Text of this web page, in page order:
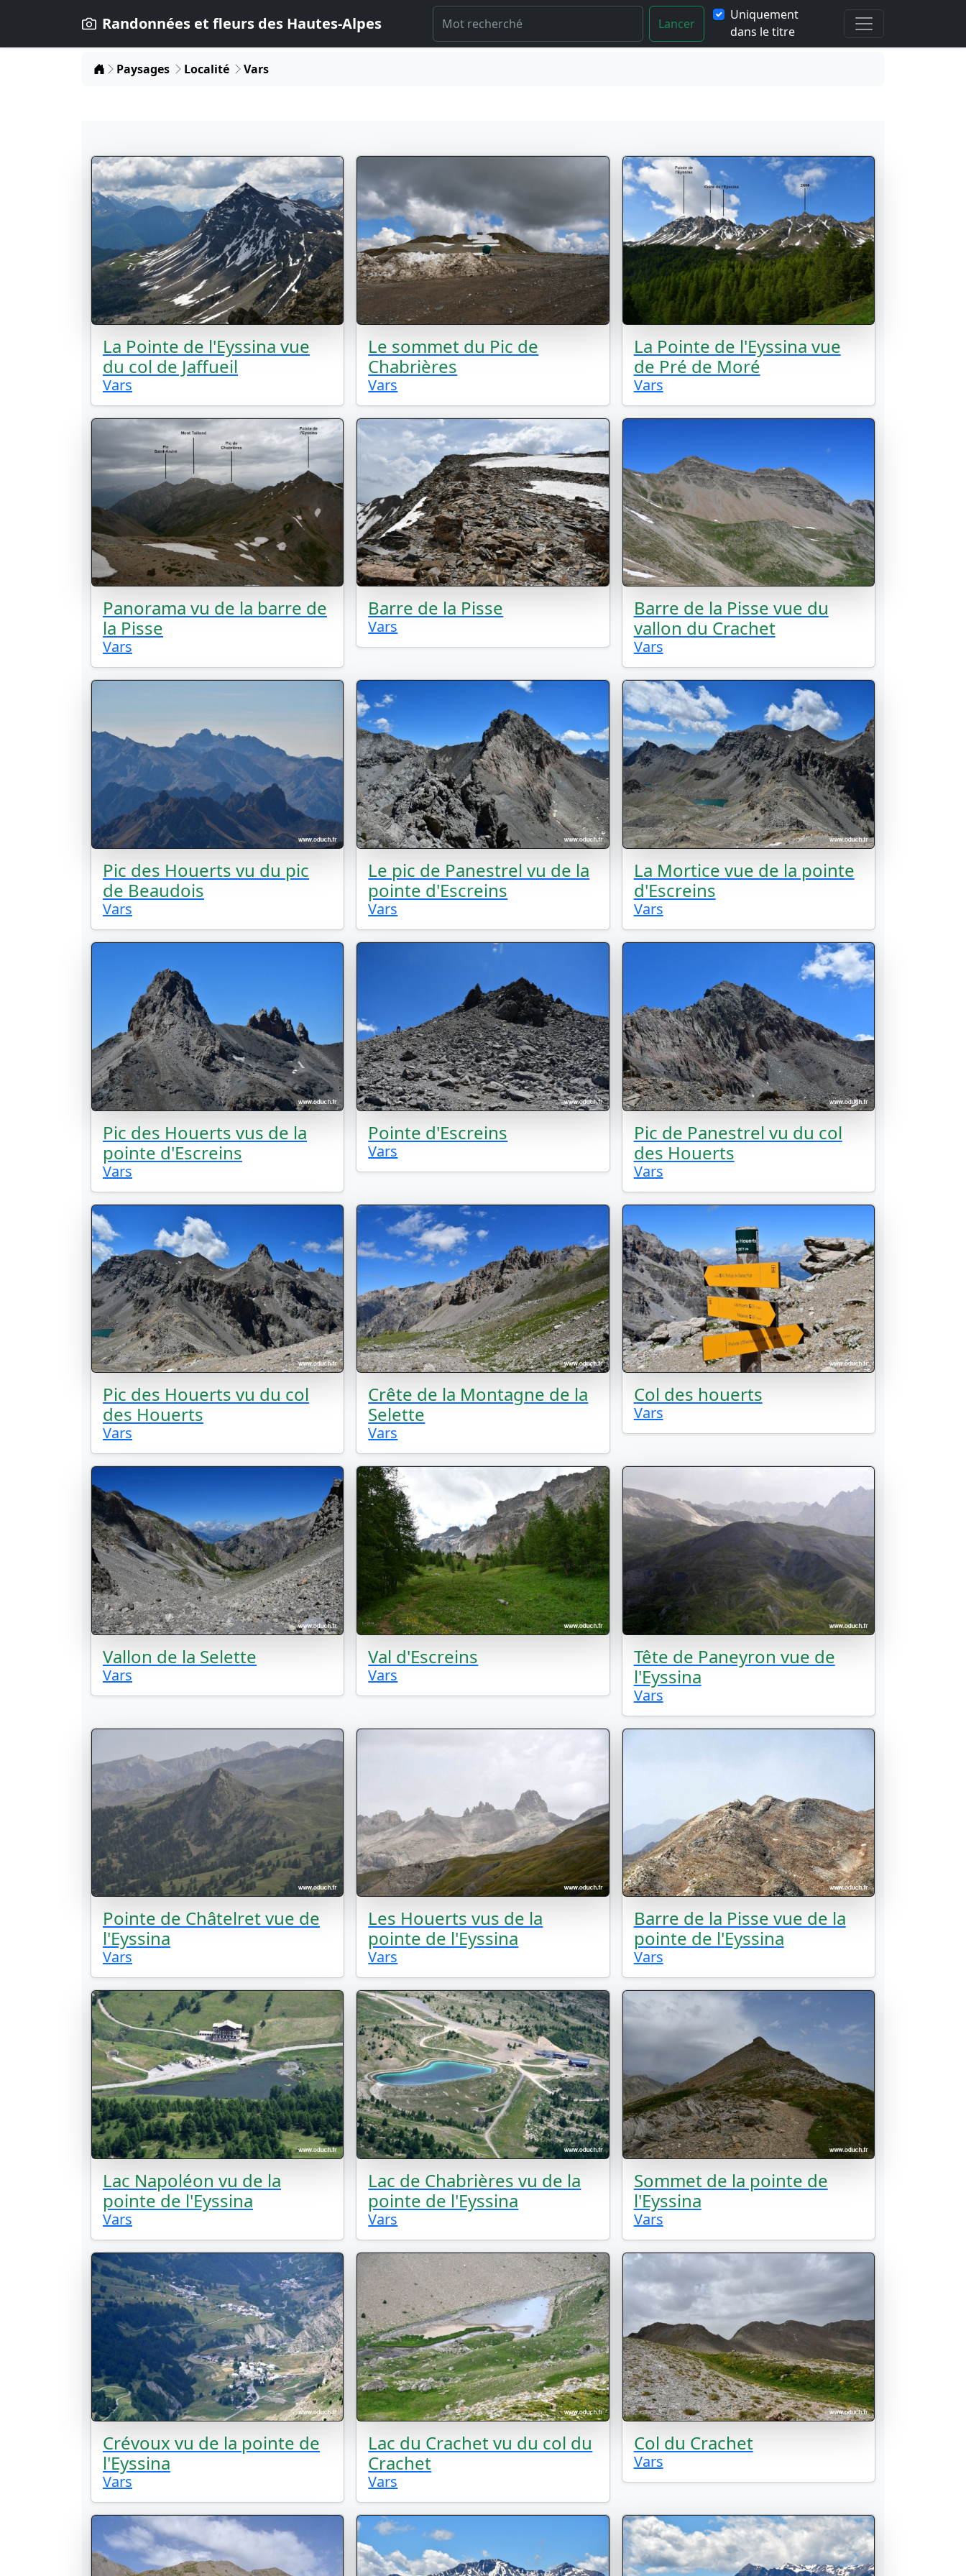
Randonnées et fleurs des Hautes-Alpes Lancer
Uniquement
dans le titre
Home
Paysages Localité Vars
La Pointe de l'Eyssina vue
du col de Jaffueil
Vars
Le sommet du Pic de
Chabrières
Vars
La Pointe de l'Eyssina vue
de Pré de Moré
Vars
Panorama vu de la barre de
la Pisse
Vars
Barre de la Pisse
Vars
Barre de la Pisse vue du
vallon du Crachet
Vars
Pic des Houerts vu du pic
de Beaudois
Vars
Le pic de Panestrel vu de la
pointe d'Escreins
Vars
La Mortice vue de la pointe
d'Escreins
Vars
Pic des Houerts vus de la
pointe d'Escreins
Vars
Pointe d'Escreins
Vars
Pic de Panestrel vu du col
des Houerts
Vars
Pic des Houerts vu du col
des Houerts
Vars
Crête de la Montagne de la
Selette
Vars
Col des houerts
Vars
Vallon de la Selette
Vars
Val d'Escreins
Vars
Tête de Paneyron vue de
l'Eyssina
Vars
Pointe de Châtelret vue de
l'Eyssina
Vars
Les Houerts vus de la
pointe de l'Eyssina
Vars
Barre de la Pisse vue de la
pointe de l'Eyssina
Vars
Lac Napoléon vu de la
pointe de l'Eyssina
Vars
Lac de Chabrières vu de la
pointe de l'Eyssina
Vars
Sommet de la pointe de
l'Eyssina
Vars
Crévoux vu de la pointe de
l'Eyssina
Vars
Lac du Crachet vu du col du
Crachet
Vars
Col du Crachet
Vars